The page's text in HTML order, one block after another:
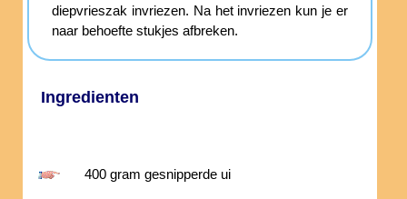
diepvrieszak invriezen. Na het invriezen kun je er
naar behoefte stukjes afbreken.
Ingredienten
400 gram gesnipperde ui